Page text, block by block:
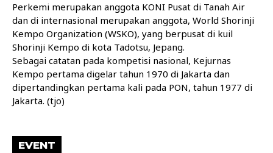
Perkemi merupakan anggota KONI Pusat di Tanah Air
dan di internasional merupakan anggota, World Shorinji
Kempo Organization (WSKO), yang berpusat di kuil
Shorinji Kempo di kota Tadotsu, Jepang.
Sebagai catatan pada kompetisi nasional, Kejurnas
Kempo pertama digelar tahun 1970 di Jakarta dan
dipertandingkan pertama kali pada PON, tahun 1977 di
Jakarta. (tjo)
EVENT